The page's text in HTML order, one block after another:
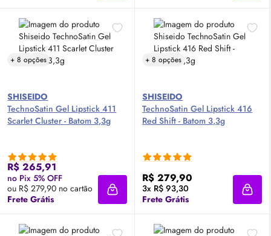
+ 8 opções
SHISEIDO
TechnoSatin Gel Lipstick 411
Scarlet Cluster - Batom 3,3g
R$ 265,91
no Pix 5% OFF
ou R$ 279,90 no cartão
Frete Grátis
Adicionar à sacola
+ 8 opções
SHISEIDO
TechnoSatin Gel Lipstick 416
Red Shift - Batom 3,3g
R$ 279,90
3x R$ 93,30
Frete Grátis